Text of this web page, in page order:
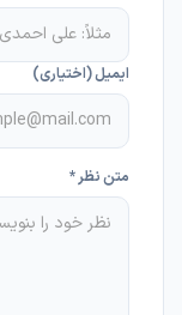
ایمیل (اختیاری)
متن نظر *